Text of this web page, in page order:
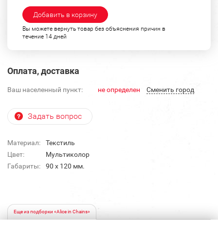
Добавить в корзину
Вы можете вернуть товар без объяснения причин в
течение 14 дней
Оплата, доставка
Ваш населенный пункт: не определен Cменить город
Задать вопрос
Материал:
Текстиль
Цвет:
Мультиколор
Габариты:
90 х 120 мм.
Еще из подборки «Alice in Chains»